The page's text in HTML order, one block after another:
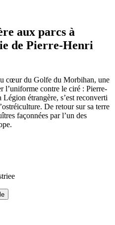
aux parcs à
de Pierre-Henri
cœur du Golfe du Morbihan, une
l’uniforme contre le ciré : Pierre-
étrangère, s’est reconverti
De retour sur sa terre
façonnées par l’un des